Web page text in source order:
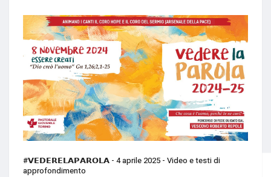
#𝗩𝗘𝗗𝗘𝗥𝗘𝗟𝗔𝗣𝗔𝗥𝗢𝗟𝗔 - 4 aprile 2025 - Video e testi di
approfondimento